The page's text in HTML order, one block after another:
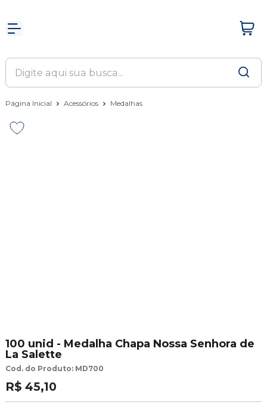
Página Inicial Acessórios Medalhas
100 unid - Medalha Chapa Nossa Senhora de
La Salette
Cod. do Produto: MD700
R$ 45,10